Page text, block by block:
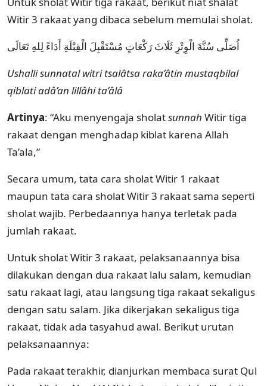
Witir 3 rakaat yang dibaca sebelum memulai sholat.
اُصَلِّى سُنَّةَ الْوِتْرِ ثَلَاثَ رَكْعَاتٍ مُسْتَقْبِلَ الْقِبْلَةِ أَدَاءً لِلهِ تَعَالَى
Ushalli sunnatal witri tsalâtsa raka’âtin mustaqbilal
qiblati adâ’an lillâhi ta’âlâ
Artinya: “Aku menyengaja sholatsunnah Witir tiga
rakaat dengan menghadap kiblat karena Allah
Ta’ala,”
Secara umum, tata cara sholat Witir 1 rakaat
maupun tata cara sholat Witir 3 rakaat sama seperti
sholat wajib. Perbedaannya hanya terletak pada
jumlah rakaat.
Untuk sholat Witir 3 rakaat, pelaksanaannya bisa
dilakukan dengan dua rakaat lalu salam, kemudian
satu rakaat lagi, atau langsung tiga rakaat sekaligus
dengan satu salam. Jika dikerjakan sekaligus tiga
rakaat, tidak ada tasyahud awal. Berikut urutan
pelaksanaannya:
Pada rakaat terakhir, dianjurkan membaca surat Qul